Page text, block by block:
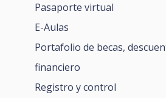
Pasaporte virtual
E-Aulas
Portafolio de becas,
financiero
Registro y control